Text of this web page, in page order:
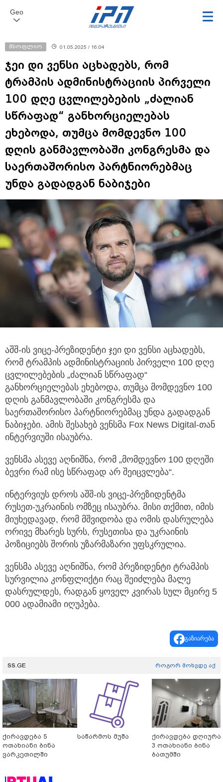
Geo
მსოფლიო 01.05.2025 / 16:04
ჯეი დი ვენსი აცხადებს, რომ
ტრამპის ადმინისტრაციის პირველი
100 დღე ცვლილებების „ძალიან
სწრაფად“ განხორციელებას
ეხებოდა, თუმცა მომდევნო 100
დღის განმავლობაში კონგრესმა და
საერთაშორისო პარტნიორებმაც
უნდა გადადგან ნაბიჯები
აშშ-ის ვიცე-პრეზიდენტი ჯეი დი ვენსი აცხადებს,
რომ ტრამპის ადმინისტრაციის პირველი 100 დღე
ცვლილებების „ძალიან სწრაფად“
განხორციელებას ეხებოდა, თუმცა მომდევნო 100
დღის განმავლობაში კონგრესმა და
საერთაშორისო პარტნიორებმაც უნდა გადადგან
ნაბიჯები. ამის შესახებ ვენსმა Fox News Digital-თან
ინტერვიუში ისაუბრა.
ვენსმა ასევე აღნიშნა, რომ „მომდევნო 100 დღეში
ბევრი რამ ისე სწრაფად არ შეიცვლება“.
ინტერვიუს დროს აშშ-ის ვიცე-პრეზიდენტმა
რუსეთ-უკრაინის ომზეც ისაუბრა. მისი თქმით, იმის
მიუხედავად, რომ მშვიდობა და ომის დასრულება
ორივე მხარეს სურს, რუსეთისა და უკრაინის
პოზიციებს შორის უზარმაზარი უფსკრულია.
ვენსმა ასევე აღნიშნა, რომ პრეზიდენტი ტრამპის
სურვილია კონფლიქტი რაც შეიძლება მალე
დასრულდეს, რადგან ყოველ კვირას სულ მცირე 5
000 ადამიამი იღუპება.
გაზიარება
SS.GE როგორ მოხვდე აქ
ქირავდება 5
ოთახიანი ბინა
ვარკეთილში
საწარმოს მუშა
ქირავდება
3 ოთახიანი ბინა
ბათუმში